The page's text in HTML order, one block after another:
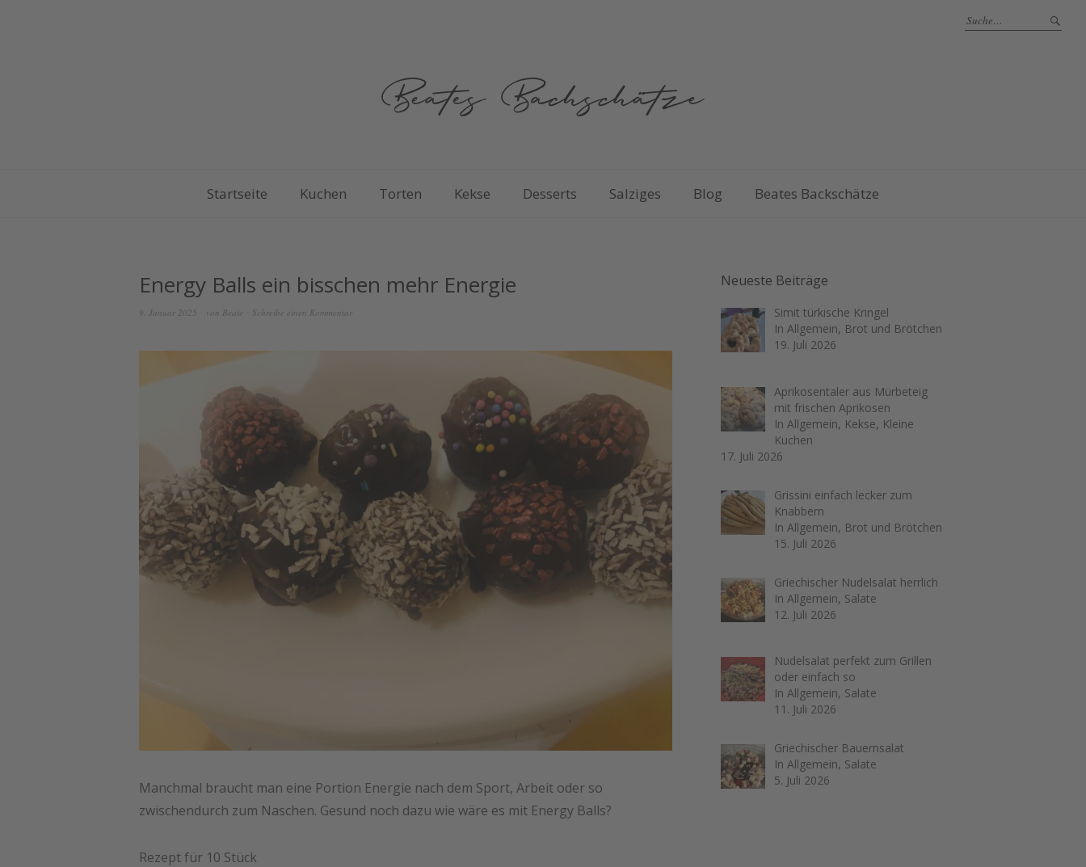
Startseite Kuchen Torten Kekse Desserts Salziges Blog Beates Backschätze
Energy Balls ein bisschen mehr Energie
9. Januar 2025 von Beate Schreibe einen Kommentar
Manchmal braucht man eine Portion Energie nach dem Sport, Arbeit oder so
zwischendurch zum Naschen. Gesund noch dazu wie wäre es mit Energy Balls?
Rezept für 10 Stück
Neueste Beiträge
Simit türkische Kringel
In Allgemein, Brot und Brötchen
19. Juli 2026
Aprikosentaler aus Mürbeteig
mit frischen Aprikosen
In Allgemein, Kekse, Kleine
Kuchen
17. Juli 2026
Grissini einfach lecker zum
Knabbern
In Allgemein, Brot und Brötchen
15. Juli 2026
Griechischer Nudelsalat herrlich
In Allgemein, Salate
12. Juli 2026
Nudelsalat perfekt zum Grillen
oder einfach so
In Allgemein, Salate
11. Juli 2026
Griechischer Bauernsalat
In Allgemein, Salate
5. Juli 2026